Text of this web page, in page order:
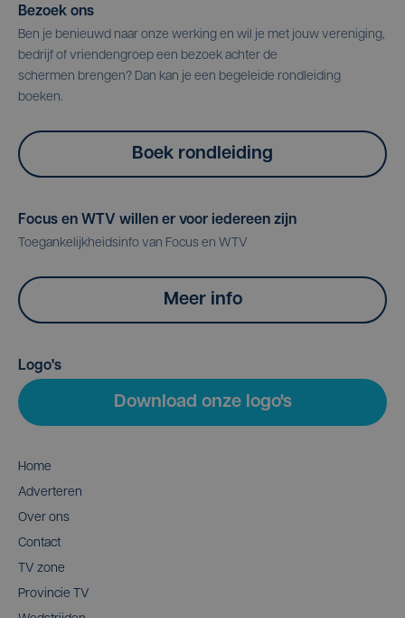
Bezoek ons
Ben je benieuwd naar onze werking en wil je met jouw vereniging,
bedrijf of vriendengroep een bezoek achter de
schermen brengen? Dan kan je een begeleide rondleiding
boeken.
Boek rondleiding
Focus en WTV willen er voor iedereen zijn
Toegankelijkheidsinfo van Focus en WTV
Meer info
Logo's
Download onze logo's
Home
Adverteren
Over ons
Contact
TV zone
Provincie TV